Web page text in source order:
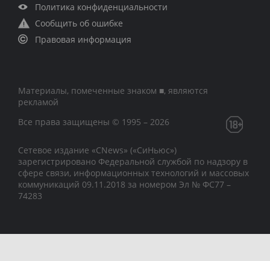
Политика конфиденциальности
Сообщить об ошибке
Правовая информация
Материалы, помеченные знаком ■, являются
рекламой
Все права защищены © 1995 – 2026
Сетевое издание «CNews» («СиНьюс»)
зарегистрировано Федеральной службой по надзору в
сфере связи, информационных технологий и массовых
коммуникаций 09.11.2018 за номером Эл № ФС77 –
74283